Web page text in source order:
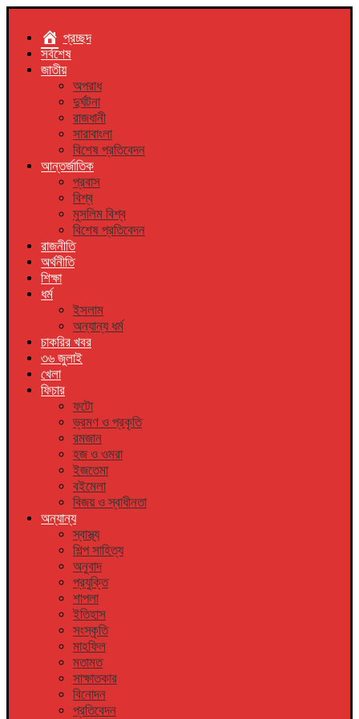
প্রচ্ছদ
সর্বশেষ
জাতীয়
অপরাধ
দুর্ঘটনা
রাজধানী
সারাবাংলা
বিশেষ প্রতিবেদন
আন্তর্জাতিক
প্রবাস
বিশ্ব
মুসলিম বিশ্ব
বিশেষ প্রতিবেদন
রাজনীতি
অর্থনীতি
শিক্ষা
ধর্ম
ইসলাম
অন্যান্য ধর্ম
চাকরির খবর
৩৬ জুলাই
খেলা
ফিচার
ফটো
ভ্রমণ ও প্রকৃতি
রমজান
হজ ও ওমরা
ইজতেমা
বইমেলা
বিজয় ও স্বাধীনতা
অন্যান্য
স্বাস্থ্য
শিল্প সাহিত্য
অনুবাদ
প্রযুক্তি
শাপলা
ইতিহাস
সংস্কৃতি
মাহফিল
মতামত
সাক্ষাতকার
বিনোদন
প্রতিবেদন